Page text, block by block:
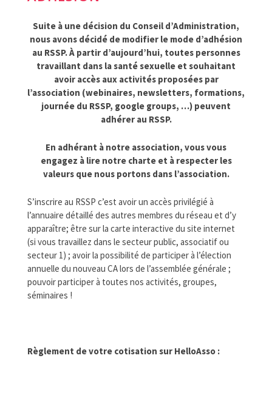
FORMATIONS
DOCUMENTATION
PARTENAIRES
LA JOURNÉE DU RSSP
Suite à une décision du Conseil d’Administration,
nous avons décidé de modifier le mode d’adhésion
au RSSP. À partir d’aujourd’hui, toutes personnes
travaillant dans la santé sexuelle et souhaitant
avoir accès auxactivités proposées par
l’association (webinaires, newsletters, formations,
journée du RSSP, google groups, …) peuvent
adhérer au RSSP.
En adhérant à notre association, vous vous
engagez à lire notre charte et à respecter les
valeurs que nous portons dans l’association.
S’inscrire au RSSP c’est avoir un accès privilégié à
l’annuaire détaillé des autres membres du réseau et d’y
apparaître; être sur la carte interactive du site internet
(si vous travaillez dans le secteur public, associatif ou
secteur 1) ; avoir la possibilité de participer à l’élection
annuelle du nouveau CA lors de l’assemblée générale ;
pouvoir participer à toutes nos activités, groupes,
séminaires !
Règlement de votre cotisation sur HelloAsso :